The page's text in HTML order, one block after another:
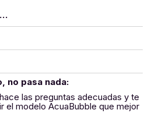
no pasa nada:
las preguntas adecuadas y te
el modelo AcuaBubble que mejor